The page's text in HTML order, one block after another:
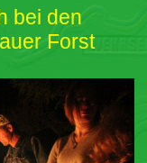
bei den
Forst